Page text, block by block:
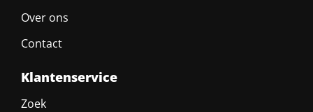
Over ons
Contact
Klantenservice
Zoek